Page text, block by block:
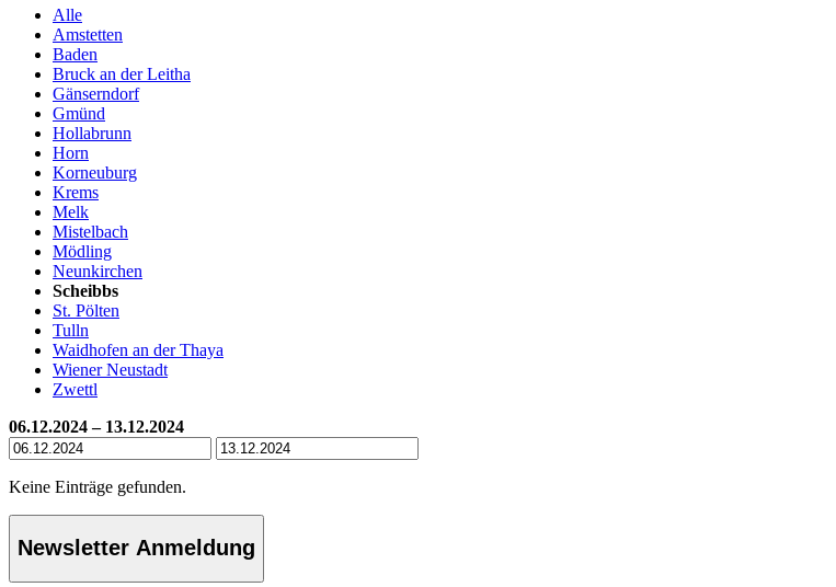
Alle
Amstetten
Baden
Bruck an der Leitha
Gänserndorf
Gmünd
Hollabrunn
Horn
Korneuburg
Krems
Melk
Mistelbach
Mödling
Neunkirchen
Scheibbs
St. Pölten
Tulln
Waidhofen an der Thaya
Wiener Neustadt
Zwettl
06.12.2024 – 13.12.2024
Keine Einträge gefunden.
Newsletter Anmeldung